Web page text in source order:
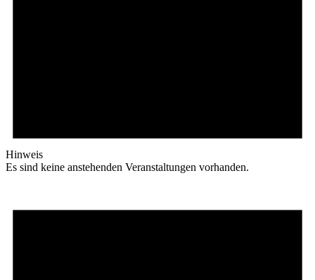
Hinweis
Es sind keine anstehenden Veranstaltungen vorhanden.